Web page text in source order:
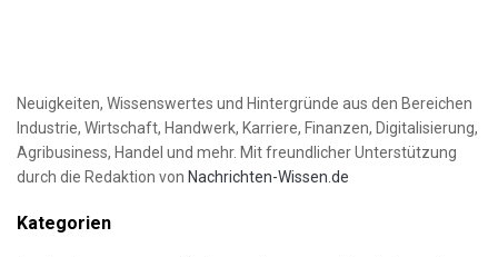
Neuigkeiten, Wissenswertes und Hintergründe aus den Bereichen
Industrie, Wirtschaft, Handwerk, Karriere, Finanzen, Digitalisierung,
Agribusiness, Handel und mehr. Mit freundlicher Unterstützung
durch die Redaktion von Nachrichten-Wissen.de
Kategorien